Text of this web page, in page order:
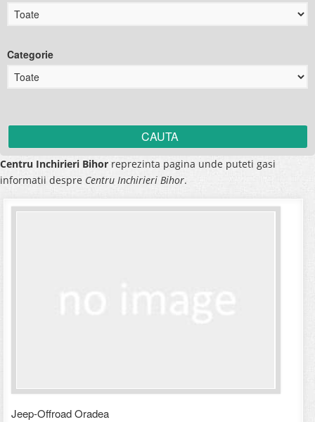
Categorie
Centru Inchirieri Bihor reprezinta pagina unde puteti gasi
informatii despre Centru Inchirieri Bihor.
Jeep-Offroad Oradea